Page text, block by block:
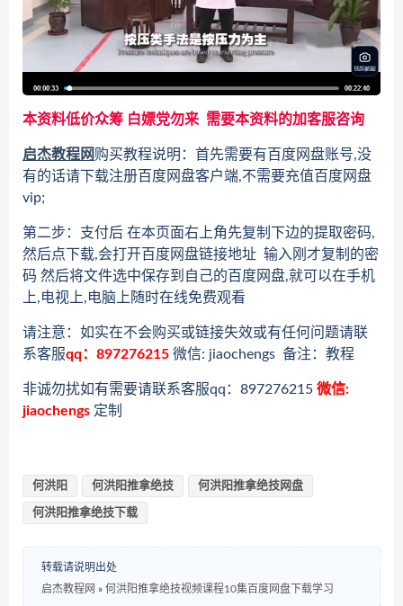
本资料低价众筹 白嫖党勿来 需要本资料的加客服咨询
启杰教程网购买教程说明：首先需要有百度网盘账号,没
有的话请下载注册百度网盘客户端,不需要充值百度网盘
vip;
第二步：支付后 在本页面右上角先复制下边的提取密码,
然后点下载,会打开百度网盘链接地址 输入刚才复制的密
码 然后将文件选中保存到自己的百度网盘,就可以在手机
上,电视上,电脑上随时在线免费观看
请注意：如实在不会购买或链接失效或有任何问题请联
系客服qq：897276215 微信: jiaochengs 备注：教程
非诚勿扰如有需要请联系客服qq：897276215 微信:
jiaochengs 定制
何洪阳 何洪阳推拿绝技 何洪阳推拿绝技网盘
何洪阳推拿绝技下载
转载请说明出处
启杰教程网 » 何洪阳推拿绝技视频课程10集百度网盘下载学习